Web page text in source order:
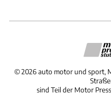
©2026 auto motor und sport,
sind Teil der Motor